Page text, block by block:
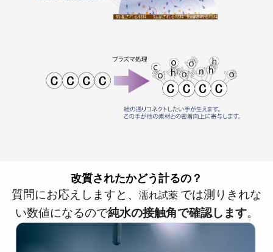
改質されたかどう計るの？
質問にお応えしますと、 濡れ試薬 では測りきれな
い数値になるので純水の接触角で確認します。